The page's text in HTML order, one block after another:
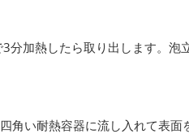
分加熱したら取り出します。泡
角い耐熱容器に流し入れて表